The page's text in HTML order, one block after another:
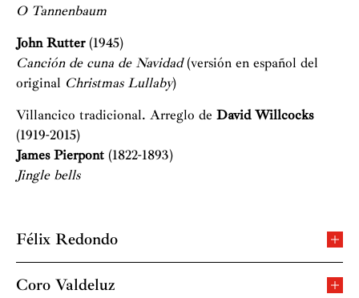
O Tannenbaum
John Rutter (1945)
Canción de cuna de Navidad(versión en español del
original Christmas Lullaby)
Villancico tradicional. Arreglo de David Willcocks
(1919-2015)
James Pierpont (1822-1893)
Jingle bells
Félix Redondo
traslada a Madrid para estudiar en el Real
Coro Valdeluz